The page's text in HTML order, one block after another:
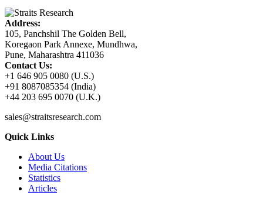
Address:
105, Panchshil The Golden Bell,
Koregaon Park Annexe, Mundhwa,
Pune, Maharashtra 411036
Contact Us:
+1 646 905 0080 (U.S.)
+91 8087085354 (India)
+44 203 695 0070 (U.K.)
sales@straitsresearch.com
Quick Links
About Us
Media Citations
Statistics
Articles